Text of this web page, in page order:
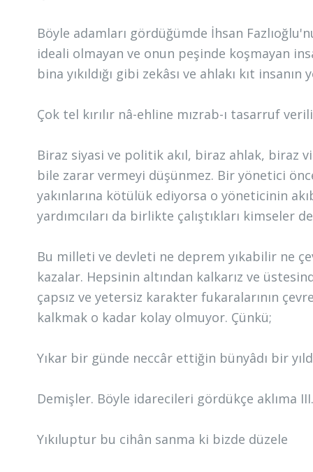
Böyle adamları gördüğümde İhsan
ideali olmayan ve onun peşinde koşmayan
bina yıkıldığı gibi zekâsı ve ahlakı kıt
Çok tel kırılır nâ-ehline mızrab-ı tasarruf
Biraz siyasi ve politik akıl, biraz ahlak, biraz
bile zarar vermeyi düşünmez. Bir yönetici
yakınlarına kötülük ediyorsa o yöneticinin
yardımcıları da birlikte çalıştıkları kimseler
Bu milleti ve devleti ne deprem yıkabilir ne
kazalar. Hepsinin altından kalkarız ve
çapsız ve yetersiz karakter fukaralarının
kalkmak o kadar kolay olmuyor. Çünkü;
Yıkar bir günde neccâr ettiğin bünyâdı bir
Demişler. Böyle idarecileri gördükçe aklıma
Yıkıluptur bu cihân sanma ki bizde düzele